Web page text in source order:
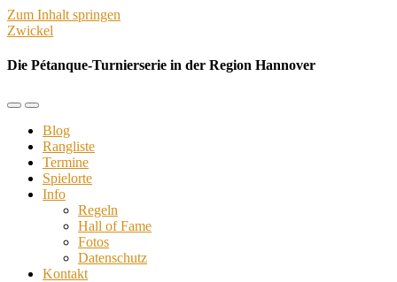
Zum Inhalt springen
Zwickel
Die Pétanque-Turnierserie in der Region Hannover
Mobil-
umschalten
Suchfeld
umschalten
Blog
Rangliste
Termine
Spielorte
Info
Regeln
Hall of Fame
Fotos
Datenschutz
Kontakt